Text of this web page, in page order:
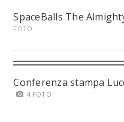
SpaceBalls The
FOTO
Conferenza stampa
4 FOTO